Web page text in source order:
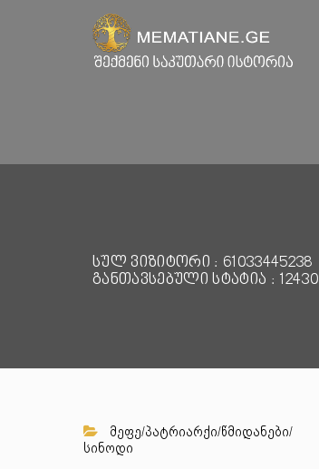
სულ ვიზიტორი : 61033445238
განთავსებული სტატია : 12430
მეფე/პატრიარქი/წმიდანები/
სინოდი